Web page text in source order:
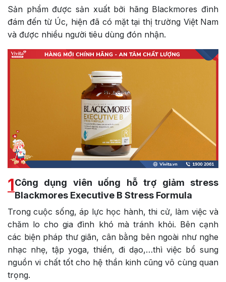
Sản phẩm được sản xuất bởi hãng Blackmores đình
đám đến từ Úc, hiện đã có mặt tại thị trường Việt Nam
và được nhiều người tiêu dùng đón nhận.
1Công dụng viên uống hỗ trợ giảm stress
Blackmores Executive B Stress Formula
Trong cuộc sống, áp lực học hành, thi cử, làm việc và
chăm lo cho gia đình khó mà tránh khỏi. Bên cạnh
các biện pháp thư giãn, cân bằng bên ngoài như nghe
nhạc nhẹ, tập yoga, thiền, đi dạo,…thì việc bổ sung
nguồn vi chất tốt cho hệ thần kinh cũng vô cùng quan
trọng.